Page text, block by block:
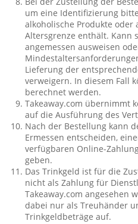
um eine Identifizierung
alkoholische Produkte
Altersgrenze enthält. Kann
angemessen ausweisen
Lieferung der
verweigern. In diesem Fall
berechnet werden.
Takeaway.com übernimmt
auf die Ausführung des
Nach der Bestellung kann
Ermessen entscheiden,
verfügbaren Online-
geben.
Das Trinkgeld ist für die
nicht als Zahlung für
Takeaway.com angesehen
dabei nur als Treuhänder
Trinkgeldbeträge auf.